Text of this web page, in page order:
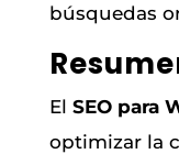
búsquedas
El SEO para
optimizar la